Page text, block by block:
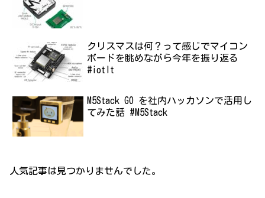
クリスマスは何？って感じでマイコン
ボードを眺めながら今年を振り返る
#iotlt
M5Stack GO を社内ハッカソンで活用し
てみた話 #M5Stack
人気記事は見つかりませんでした。